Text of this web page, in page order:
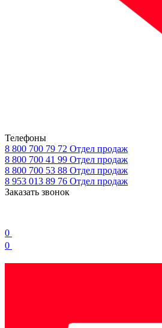
Телефоны
8 800 700 79 72 Отдел продаж
8 800 700 41 99 Отдел продаж
8 800 700 53 88 Отдел продаж
8 953 013 89 76 Отдел продаж
Заказать звонок
0
0